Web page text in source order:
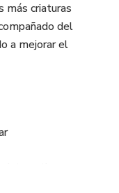
más criaturas
del
a mejorar el